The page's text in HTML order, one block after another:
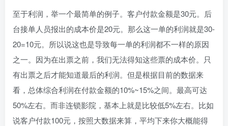
至于利润，举一个最简单的例子。客户付款金额是30元。后
台接单人员报出的成本价是20元。那么这一单的利润就是30-
20=10元。所以说这也是导致每一单的利润都不一样的原因
之一。因为在出票之前，我们无法得知这些票的成本价。只
有出票之后才能知道最后的利润。但是根据目前的数据来
看，总体综合利润在付款金额的10%~15%之间。最高可达
50%左右。而非连锁影院，基本上就是比较低5%左右。比如
说客户付款100元，按照大数据来算，平均下来你大概能得